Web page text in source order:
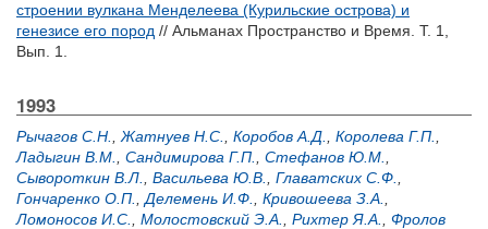
строении вулкана Менделеева (Курильские острова) и
генезисе его пород // Альманах Пространство и Время. Т. 1,
Вып. 1.
1993
Рычагов С.Н. Жатнуев Н.С. Коробов А.Д. Королева Г.П.
Ладыгин В.М.
Сандимирова Г.П. Стефанов Ю.М.
Сывороткин В.Л.
Васильева Ю.В. Главатских С.Ф.
Гончаренко О.П.
Делемень И.Ф. Кривошеева З.А.
Ломоносов И.С.
Молостовский Э.А. Рихтер Я.А.
Фролов